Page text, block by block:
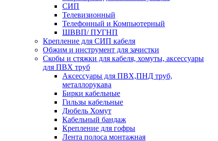
СИП
Телевизионный
Телефонный и Компьютерный
ШВВП/ ПУГНП
Крепление для СИП кабеля
Обжим и инструмент для зачистки
Скобы и стяжки для кабеля, хомуты, аксессуары
для ПВХ труб
Аксессуары для ПВХ,ПНД труб,
металлорукава
Бирки кабельные
Гильзы кабельные
Дюбель Хомут
Кабельный бандаж
Крепление для гофры
Лента полоса монтажная